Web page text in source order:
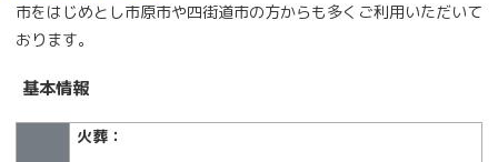
市をはじめとし市原市や四街道市の方からも多くご利用いただいて
おります。
基本情報
火葬：